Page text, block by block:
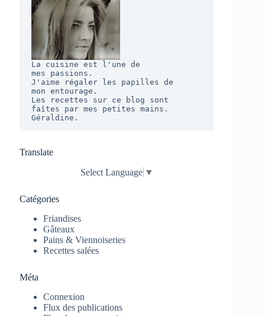
La cuisine est l'une de
mes passions.
J'aime régaler les papilles de
mon entourage.
Les recettes sur ce blog sont
faîtes par mes petites mains.
Géraldine.
Translate
Select Language ▼
Catégories
Friandises
Gâteaux
Pains & Viennoiseries
Recettes salées
Méta
Connexion
Flux des publications